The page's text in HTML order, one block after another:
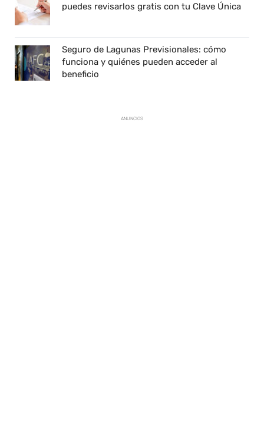
puedes revisarlos gratis con tu Clave Única
Seguro de Lagunas Previsionales: cómo
funciona y quiénes pueden acceder al
beneficio
ANUNCIOS